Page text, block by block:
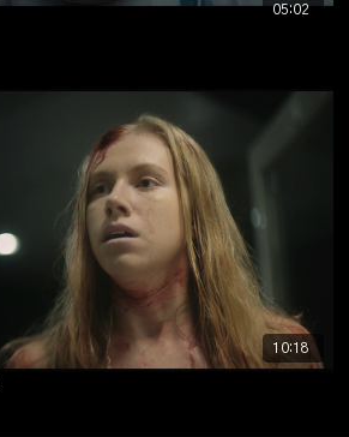
05:02
10:18